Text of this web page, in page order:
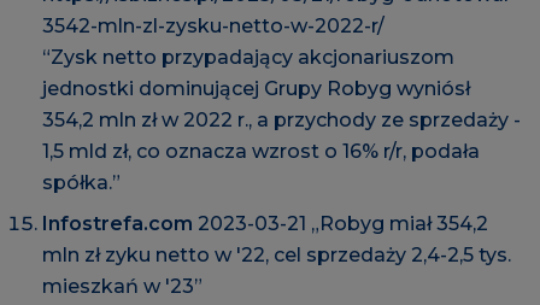
3542-mln-zl-zysku-netto-w-2022-r/
“Zysk netto przypadający akcjonariuszom
jednostki dominującej Grupy Robyg wyniósł
354,2 mln zł w 2022 r., a przychody ze sprzedaży -
1,5 mld zł, co oznacza wzrost o 16% r/r, podała
spółka.”
Infostrefa.com 2023-03-21 „Robyg miał 354,2
mln zł zyku netto w '22, cel sprzedaży 2,4-2,5 tys.
mieszkań w '23”